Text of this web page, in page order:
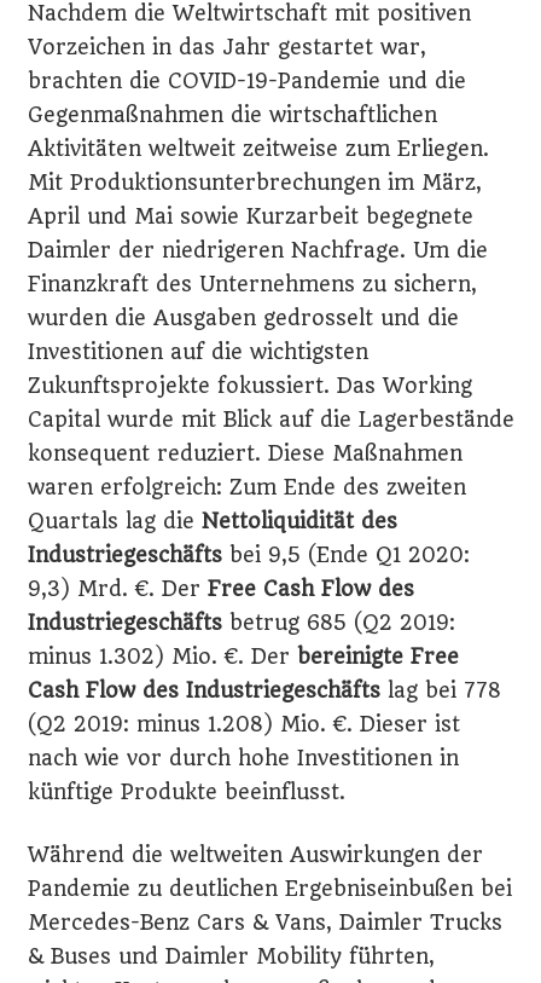
Nachdem die Weltwirtschaft mit positiven
Vorzeichen in das Jahr gestartet war,
brachten die COVID-19-Pandemie und die
Gegenmaßnahmen die wirtschaftlichen
Aktivitäten weltweit zeitweise zum Erliegen.
Mit Produktionsunterbrechungen im März,
April und Mai sowie Kurzarbeit begegnete
Daimler der niedrigeren Nachfrage. Um die
Finanzkraft des Unternehmens zu sichern,
wurden die Ausgaben gedrosselt und die
Investitionen auf die wichtigsten
Zukunftsprojekte fokussiert. Das Working
Capital wurde mit Blick auf die Lagerbestände
konsequent reduziert. Diese Maßnahmen
waren erfolgreich: Zum Ende des zweiten
Quartals lag die Nettoliquidität des
Industriegeschäftsbei 9,5 (Ende Q1 2020:
9,3) Mrd. €. Der Free Cash Flow des
Industriegeschäftsbetrug 685 (Q2 2019:
minus 1.302) Mio. €. Der bereinigte Free
Cash Flow des Industriegeschäftslag bei 778
(Q2 2019: minus 1.208) Mio. €. Dieser ist
nach wie vor durch hohe Investitionen in
künftige Produkte beeinflusst.
Während die weltweiten Auswirkungen der
Pandemie zu deutlichen Ergebniseinbußen bei
Mercedes-Benz Cars & Vans, Daimler Trucks
& Buses und Daimler Mobility führten,